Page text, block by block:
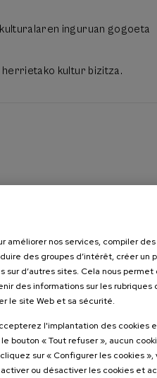
inguruan gogoeta
kultur bizitza.
améliorer nos services, compiler
des groupes d’intérêt, créer un
d’autres sites. Cela nous permet
des informations sur les rubriques
le site Web et sa sécurité.
l'implantation des cookies
bouton « Tout refuser », aucun
sur « Configurer les cookies »,
ou désactiver les cookies et